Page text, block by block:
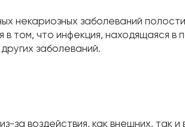
некариозных заболеваний
в том, что инфекция, находящаяся
заболеваний.
за воздействия, как внешних,